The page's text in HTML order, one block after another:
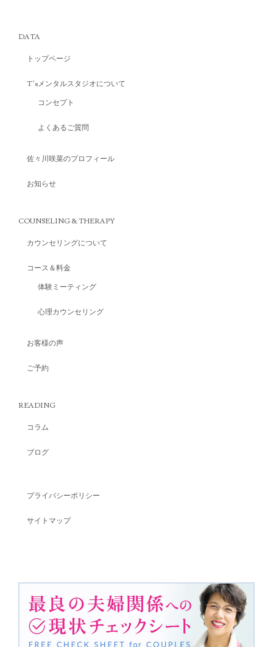
DATA
トップページ
T’sメンタルスタジオについて
コンセプト
よくあるご質問
佐々川咲菜のプロフィール
お知らせ
COUNSELING & THERAPY
カウンセリングについて
コース＆料金
体験ミーティング
心理カウンセリング
お客様の声
ご予約
READING
コラム
ブログ
プライバシーポリシー
サイトマップ